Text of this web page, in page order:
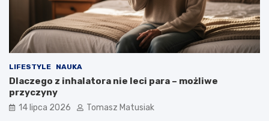
LIFESTYLE NAUKA
Dlaczego z inhalatora nie leci para – możliwe
przyczyny
14 lipca 2026 Tomasz Matusiak